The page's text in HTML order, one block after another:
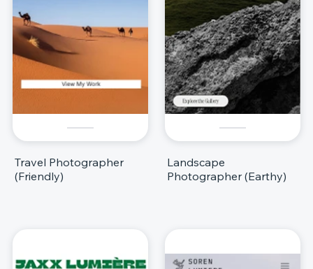
Travel Photographer
(Friendly)
Landscape
Photographer (Earthy)